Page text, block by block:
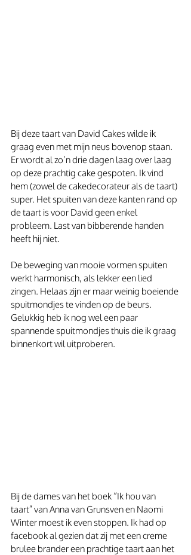
Bij deze taart van David Cakes wilde ik
graag even met mijn neus bovenop staan.
Er wordt al zo’n drie dagen laag over laag
op deze prachtig cake gespoten. Ik vind
hem (zowel de cakedecorateur als de taart)
super. Het spuiten van deze kanten rand op
de taart is voor David geen enkel
probleem. Last van bibberende handen
heeft hij niet.
De beweging van mooie vormen spuiten
werkt harmonisch, als lekker een lied
zingen. Helaas zijn er maar weinig boeiende
spuitmondjes te vinden op de beurs.
Gelukkig heb ik nog wel een paar
spannende spuitmondjes thuis die ik graag
binnenkort wil uitproberen.
Bij de dames van het boek “Ik hou van
taart” van Anna van Grunsven en Naomi
Winter moest ik even stoppen. Ik had op
facebook al gezien dat zij met een creme
brulee brander een prachtige taart aan het